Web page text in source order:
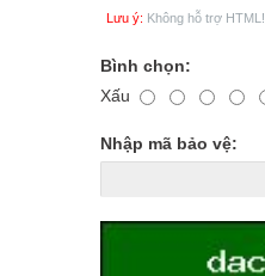
Lưu ý: Không hỗ trợ HTML!
Bình chọn:
Xấu
Nhập mã bảo vệ: